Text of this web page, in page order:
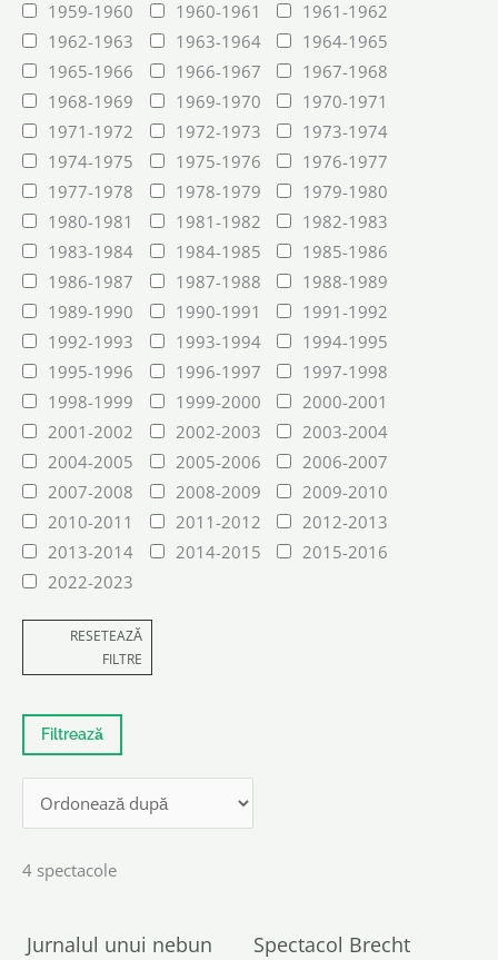
1959-1960
1960-1961
1961-1962
1962-1963
1963-1964
1964-1965
1965-1966
1966-1967
1967-1968
1968-1969
1969-1970
1970-1971
1971-1972
1972-1973
1973-1974
1974-1975
1975-1976
1976-1977
1977-1978
1978-1979
1979-1980
1980-1981
1981-1982
1982-1983
1983-1984
1984-1985
1985-1986
1986-1987
1987-1988
1988-1989
1989-1990
1990-1991
1991-1992
1992-1993
1993-1994
1994-1995
1995-1996
1996-1997
1997-1998
1998-1999
1999-2000
2000-2001
2001-2002
2002-2003
2003-2004
2004-2005
2005-2006
2006-2007
2007-2008
2008-2009
2009-2010
2010-2011
2011-2012
2012-2013
2013-2014
2014-2015
2015-2016
2022-2023
RESETEAZĂ
FILTRE
4 spectacole
Jurnalul unui nebun
Spectacol Brecht